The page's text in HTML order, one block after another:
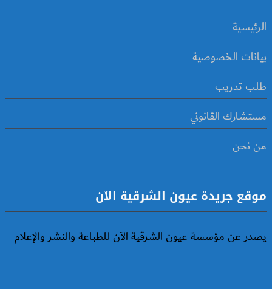
الرئيسية
بيانات الخصوصية
طلب تدريب
مستشارك القانوني
من نحن
موقع جريدة عيون الشرقية الآن
يصدر عن مؤسسة عيون الشرقية الآن للطباعة والنشر والإعلام